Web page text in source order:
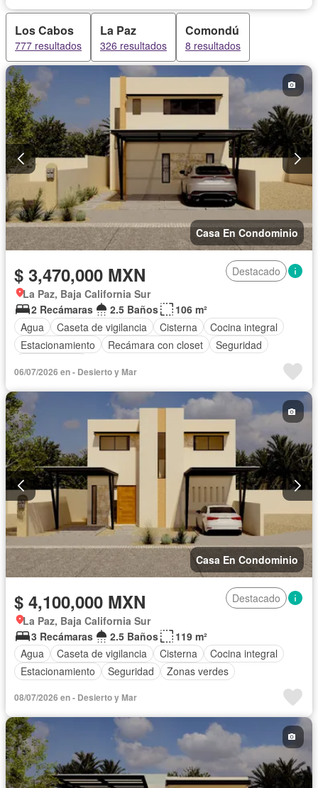
Los Cabos
777 resultados
La Paz
326 resultados
Comondú
8 resultados
Casa En Condominio
$ 3,470,000 MXN
Destacado
La Paz, Baja California Sur
2 Recámaras
2.5 Baños
106 m²
Agua
Caseta de vigilancia Cisterna
Cocina integral
Estacionamiento
Recámara con closet
Seguridad
06/07/2026 en - Desierto y Mar
Casa En Condominio
$ 4,100,000 MXN
Destacado
La Paz, Baja California Sur
3 Recámaras
2.5 Baños
119 m²
Agua
Caseta de vigilancia Cisterna
Cocina integral
Estacionamiento
Seguridad Zonas verdes
08/07/2026 en - Desierto y Mar